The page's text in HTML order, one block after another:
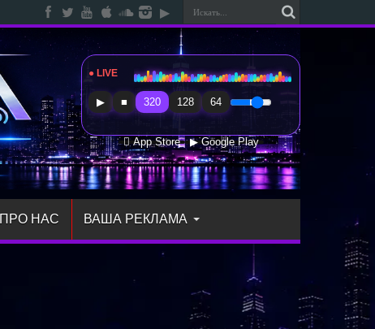
● LIVE Radio Sfera Music
▶ ■ 320 128 64
 App Store ▶ Google Play
ПРО НАС ВАША РЕКЛАМА